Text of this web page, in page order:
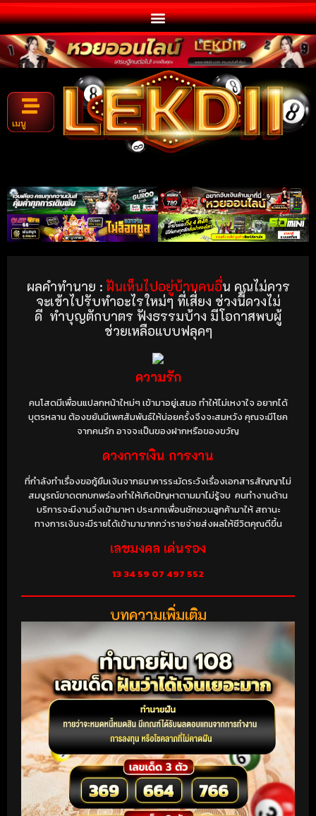
เมนู
ผลคำทำนาย : ฝันเห็นไปอยู่บ้านคนอื่น คุณไม่ควร
จะเข้าไปรับทำอะไรใหม่ๆ ที่เสี่ยง ช่วงนี้ดวงไม่
ดี ทำบุญตักบาตร ฟังธรรมบ้าง มีโอกาสพบผู้
ช่วยเหลือแบบฟลุคๆ
ความรัก
คนโสดมีเพื่อนแปลกหน้าใหม่ๆ เข้ามาอยู่เสมอ ทำให้ไม่เหงาใจ อยากได้
บุตรหลาน ต้องขยันมีเพศสัมพันธ์ให้บ่อยครั้งจึงจะสมหวัง คุณจะมีโชค
จากคนรัก อาจจะเป็นของฝากหรือของขวัญ
ดวงการเงิน การงาน
ที่กำลังทำเรื่องขอกู้ยืมเงินจากธนาคารระมัดระวังเรื่องเอกสารสัญญาไม่
สมบูรณ์ขาดตกบกพร่องทำให้เกิดปัญหาตามมาไม่รู้จบ คนทำงานด้าน
บริการจะมีงานวิ่งเข้ามาหา ประเภทเพื่อนชักชวนลูกค้ามาให้ สถานะ
ทางการเงินจะมีรายได้เข้ามามากกว่ารายจ่ายส่งผลให้ชีวิตคุณดีขึ้น
เลขมงคล เด่นรอง
13 34 59 07 497 552
บทความเพิ่มเติม